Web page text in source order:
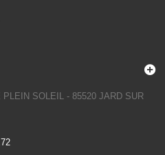
SOLEIL - 85520 JARD SUR